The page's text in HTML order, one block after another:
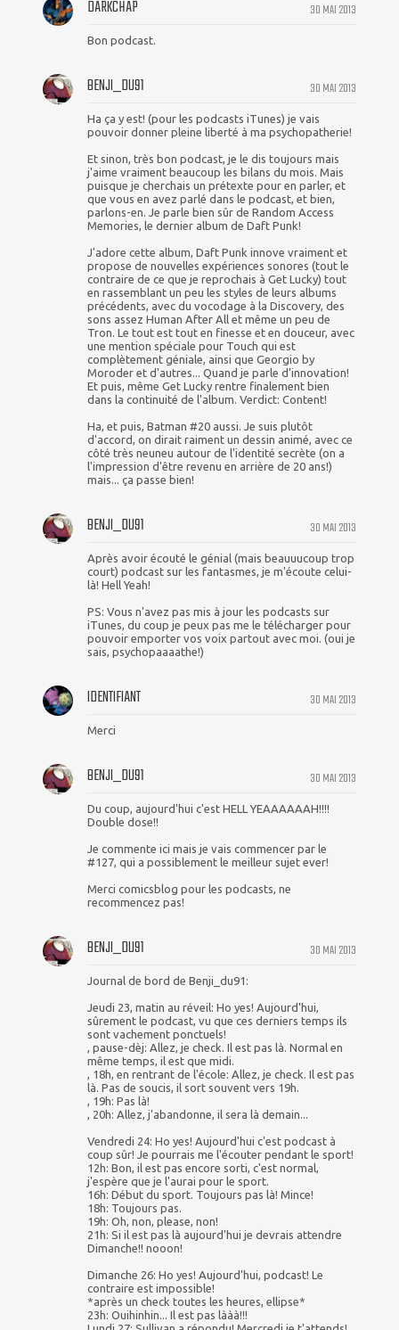
30 MAI 2013
DARKCHAP
Bon podcast.
30 MAI 2013
BENJI_DU91
Ha ça y est! (pour les podcasts iTunes) je vais
pouvoir donner pleine liberté à ma psychopatherie!
Et sinon, très bon podcast, je le dis toujours mais
j'aime vraiment beaucoup les bilans du mois. Mais
puisque je cherchais un prétexte pour en parler, et
que vous en avez parlé dans le podcast, et bien,
parlons-en. Je parle bien sûr de Random Access
Memories, le dernier album de Daft Punk!
J'adore cette album, Daft Punk innove vraiment et
propose de nouvelles expériences sonores (tout le
contraire de ce que je reprochais à Get Lucky) tout
en rassemblant un peu les styles de leurs albums
précédents, avec du vocodage à la Discovery, des
sons assez Human After All et même un peu de
Tron. Le tout est tout en finesse et en douceur, avec
une mention spéciale pour Touch qui est
complètement géniale, ainsi que Georgio by
Moroder et d'autres... Quand je parle d'innovation!
Et puis, même Get Lucky rentre finalement bien
dans la continuité de l'album. Verdict: Content!
Ha, et puis, Batman #20 aussi. Je suis plutôt
d'accord, on dirait raiment un dessin animé, avec ce
côté très neuneu autour de l'identité secrète (on a
l'impression d'être revenu en arrière de 20 ans!)
mais... ça passe bien!
30 MAI 2013
BENJI_DU91
Après avoir écouté le génial (mais beauuucoup trop
court) podcast sur les fantasmes, je m'écoute celui-
là! Hell Yeah!
PS: Vous n'avez pas mis à jour les podcasts sur
iTunes, du coup je peux pas me le télécharger pour
pouvoir emporter vos voix partout avec moi. (oui je
sais, psychopaaaathe!)
30 MAI 2013
IDENTIFIANT
Merci
30 MAI 2013
BENJI_DU91
Du coup, aujourd'hui c'est HELL YEAAAAAAH!!!!
Double dose!!
Je commente ici mais je vais commencer par le
#127, qui a possiblement le meilleur sujet ever!
Merci comicsblog pour les podcasts, ne
recommencez pas!
30 MAI 2013
BENJI_DU91
Journal de bord de Benji_du91:
Jeudi 23, matin au réveil: Ho yes! Aujourd'hui,
sûrement le podcast, vu que ces derniers temps ils
sont vachement ponctuels!
, pause-dèj: Allez, je check. Il est pas là. Normal en
même temps, il est que midi.
, 18h, en rentrant de l'école: Allez, je check. Il est pas
là. Pas de soucis, il sort souvent vers 19h.
, 19h: Pas là!
, 20h: Allez, j'abandonne, il sera là demain...
Vendredi 24: Ho yes! Aujourd'hui c'est podcast à
coup sûr! Je pourrais me l'écouter pendant le sport!
12h: Bon, il est pas encore sorti, c'est normal,
j'espère que je l'aurai pour le sport.
16h: Début du sport. Toujours pas là! Mince!
18h: Toujours pas.
19h: Oh, non, please, non!
21h: Si il est pas là aujourd'hui je devrais attendre
Dimanche!! nooon!
Dimanche 26: Ho yes! Aujourd'hui, podcast! Le
contraire est impossible!
*après un check toutes les heures, ellipse*
23h: Ouihinhin... Il est pas lààà!!!